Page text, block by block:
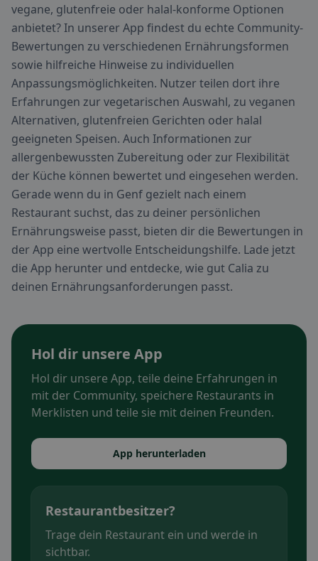
vegane, glutenfreie oder halal-konforme Optionen
anbietet? In unserer App findest du echte Community-
Bewertungen zu verschiedenen Ernährungsformen
sowie hilfreiche Hinweise zu individuellen
Anpassungsmöglichkeiten. Nutzer teilen dort ihre
Erfahrungen zur vegetarischen Auswahl, zu veganen
Alternativen, glutenfreien Gerichten oder halal
geeigneten Speisen. Auch Informationen zur
allergenbewussten Zubereitung oder zur Flexibilität
der Küche können bewertet und eingesehen werden.
Gerade wenn du in Genf gezielt nach einem
Restaurant suchst, das zu deiner persönlichen
Ernährungsweise passt, bieten dir die Bewertungen in
der App eine wertvolle Entscheidungshilfe. Lade jetzt
die App herunter und entdecke, wie gut Calia zu
deinen Ernährungsanforderungen passt.
Hol dir unsere App
Hol dir unsere App, teile deine Erfahrungen in
mit der Community, speichere Restaurants in
Merklisten und teile sie mit deinen Freunden.
App herunterladen
Restaurantbesitzer?
Trage dein Restaurant ein und werde in
sichtbar.